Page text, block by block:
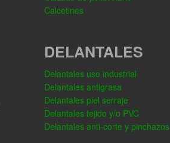
Calcetines
DELANTALES
Delantales uso industrial
Delantales antigrasa
Delantales piel serraje
Delantales tejido y/o PVC
Delantales anti-corte y pinchazos